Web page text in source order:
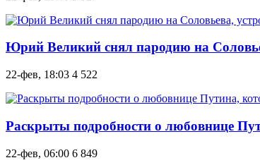
Юрий Великий снял пародию на
22-фев, 18:03 4 522
Раскрыты подробности о любовнице
22-фев, 06:00 6 849